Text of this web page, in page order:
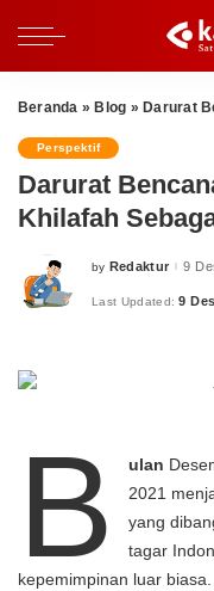
Beranda » Blog » Darurat
Perspektif
Darurat
Khilafah
Posted
by Redaktur 9
Last Updated: 9
B ulan
2021
yang
tagar
kepemimpinan luar biasa.